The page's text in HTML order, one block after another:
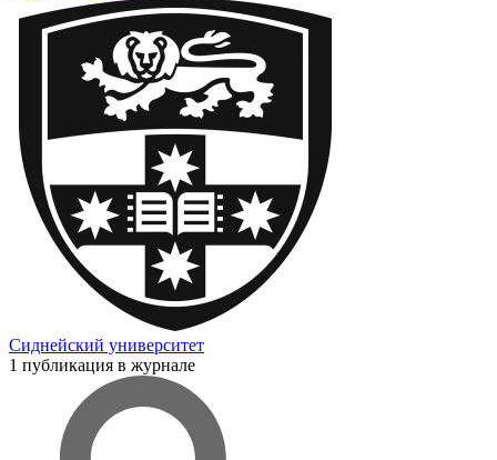
Сиднейский университет
1 публикация в журнале